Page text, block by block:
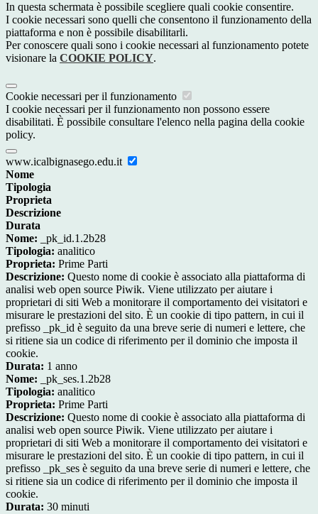
In questa schermata è possibile scegliere quali cookie consentire.
I cookie necessari sono quelli che consentono il funzionamento della
piattaforma e non è possibile disabilitarli.
Per conoscere quali sono i cookie necessari al funzionamento potete
visionare la COOKIE POLICY.
Cookie necessari per il funzionamento
I cookie necessari per il funzionamento non possono essere
disabilitati. È possibile consultare l'elenco nella pagina della cookie
policy.
www.icalbignasego.edu.it
Nome
Tipologia
Proprieta
Descrizione
Durata
Nome: _pk_id.1.2b28
Tipologia: analitico
Proprieta: Prime Parti
Descrizione: Questo nome di cookie è associato alla piattaforma di
analisi web open source Piwik. Viene utilizzato per aiutare i
proprietari di siti Web a monitorare il comportamento dei visitatori e
misurare le prestazioni del sito. È un cookie di tipo pattern, in cui il
prefisso _pk_id è seguito da una breve serie di numeri e lettere, che
si ritiene sia un codice di riferimento per il dominio che imposta il
cookie.
Durata: 1 anno
Nome: _pk_ses.1.2b28
Tipologia: analitico
Proprieta: Prime Parti
Descrizione: Questo nome di cookie è associato alla piattaforma di
analisi web open source Piwik. Viene utilizzato per aiutare i
proprietari di siti Web a monitorare il comportamento dei visitatori e
misurare le prestazioni del sito. È un cookie di tipo pattern, in cui il
prefisso _pk_ses è seguito da una breve serie di numeri e lettere, che
si ritiene sia un codice di riferimento per il dominio che imposta il
cookie.
Durata: 30 minuti